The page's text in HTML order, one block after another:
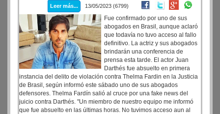
Leer más... 13/05/2023 (6799)
Fue confirmado por uno de sus
abogados en Brasil, aunque aclaró
que todavía no tuvo acceso al fallo
definitivo. La actriz y sus abogados
brindarán una conferencia de
prensa esta tarde. El actor Juan
Darthés fue absuelto en primera
instancia del delito de violación contra Thelma Fardin en la Justicia
de Brasil, según informó este sábado uno de sus abogados
defensores. Thelma Fardín salió al cruce por una fake news del
juicio contra Darthés. "Un miembro de nuestro equipo me informó
que fue absuelto en las últimas horas. No tuvimos acceso aun al